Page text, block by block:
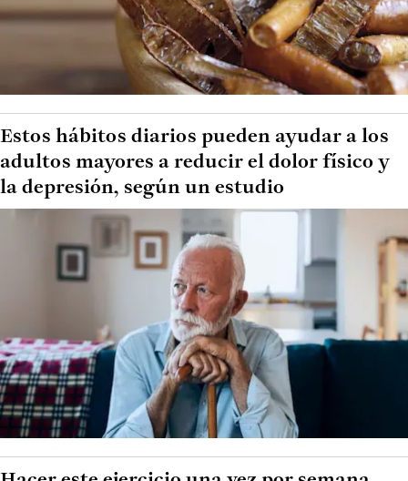
Estos hábitos diarios pueden ayudar a los
adultos mayores a reducir el dolor físico y
la depresión, según un estudio